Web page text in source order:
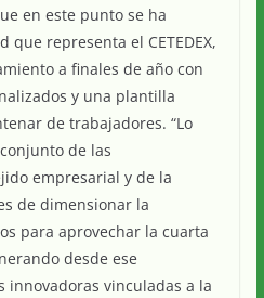
en este punto se ha
representa el CETEDEX,
a finales de año con
y una plantilla
de trabajadores. “Lo
de las
empresarial y de la
de dimensionar la
para aprovechar la cuarta
desde ese
innovadoras vinculadas a la